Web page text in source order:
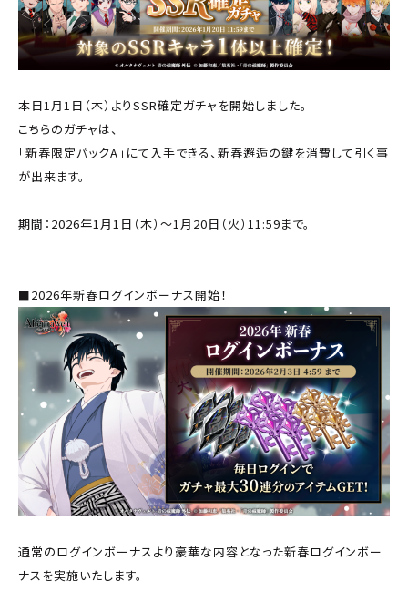
本日1月1日（木）よりSSR確定ガチャを開始しました。
こちらのガチャは、
「新春限定パックA」にて入手できる、新春邂逅の鍵を消費して引く事
が出来ます。
期間：2026年1月1日（木）～1月20日（火）11:59まで。
■2026年新春ログインボーナス開始！
通常のログインボーナスより豪華な内容となった新春ログインボー
ナスを実施いたします。